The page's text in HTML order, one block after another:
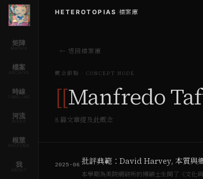
矩陣
MATRIX
檔案
ARCHIVE
時線
TIMELINE
河流
RIVER
根莖
RHIZOME
我
ABOUT
HETEROTOPIAS 檔案庫
← 返回檔案庫
概念節點 · CONCEPT NODE
[[Manfredo
8 篇文章提及此概念
2025-06 批評典範：David Harvey, 本質與
本學期為美院網研所的博碩士生開了《文